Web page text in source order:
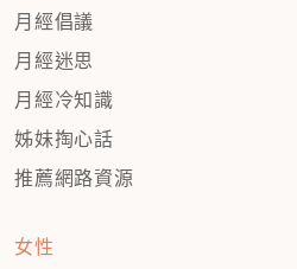
月經倡議
月經迷思
月經冷知識
姊妹掏心話
推薦網路資源
女性